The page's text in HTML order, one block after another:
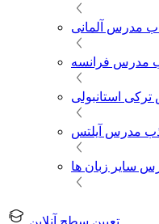
مدرس آلمانی
مدرس فرانسه
استانبولی
مدرس آیلتس
سایر زبان ها
تعیین سطح آنلاین